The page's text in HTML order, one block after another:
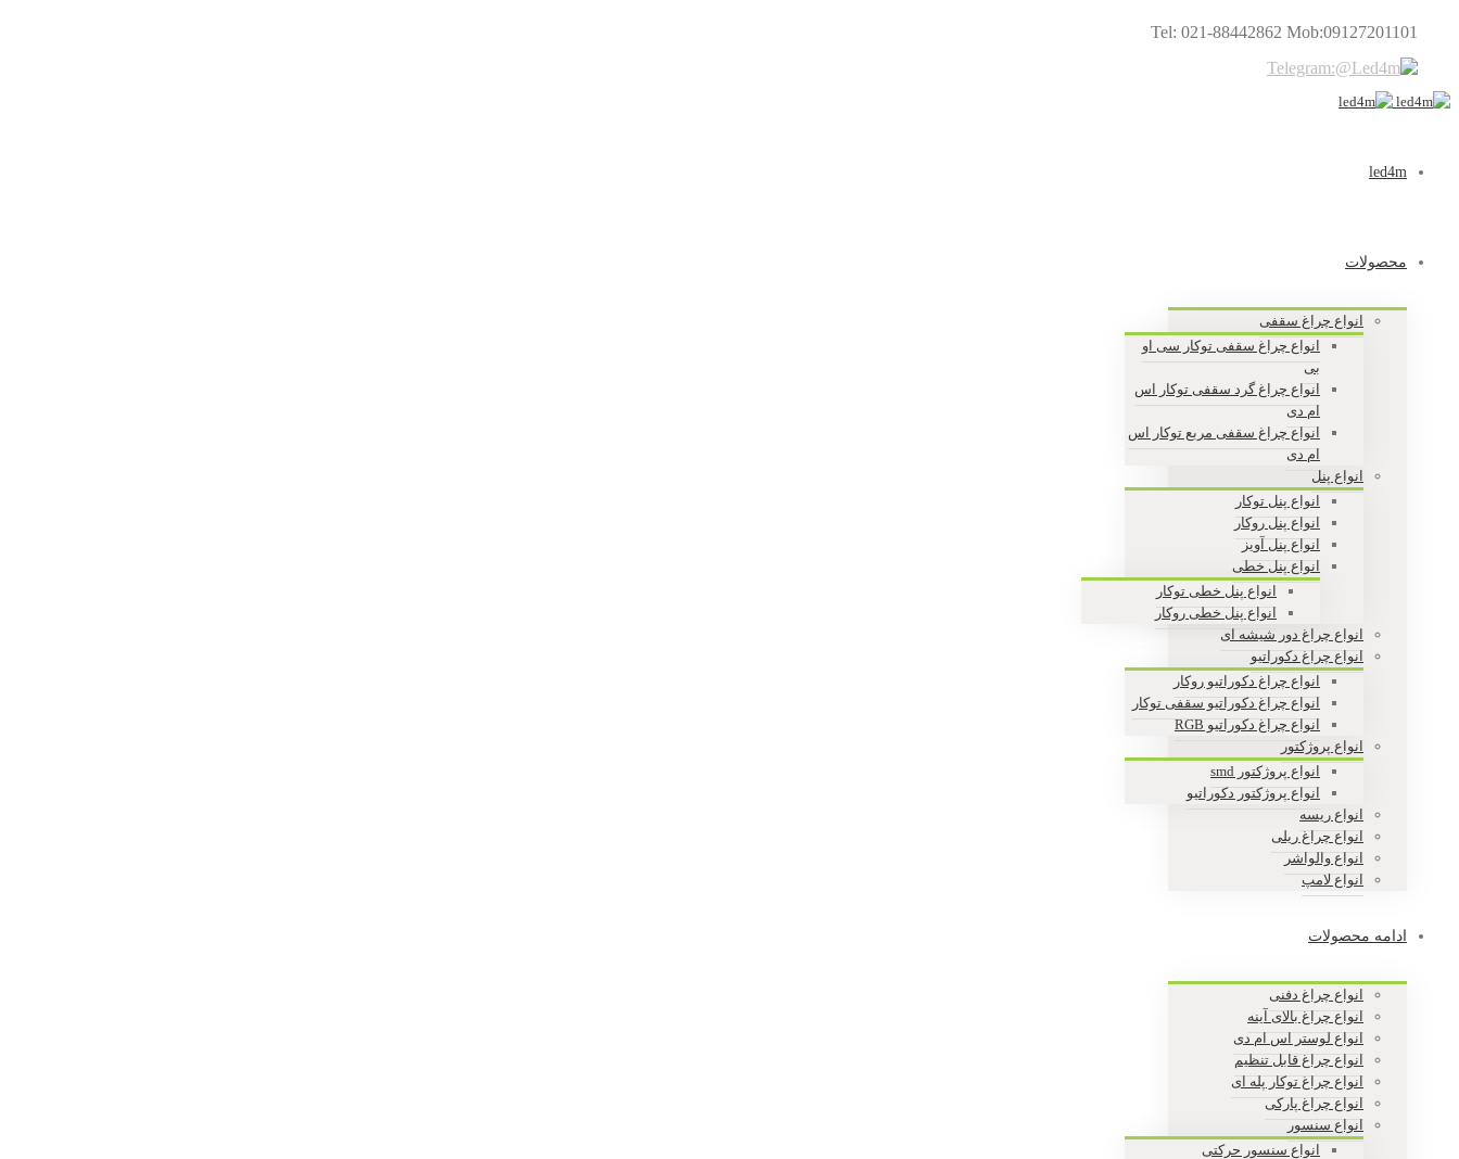
Tel: 021-88442862 Mob:09127201101
led4m
محصولات
انواع چراغ سقفی
انواع چراغ سقفی توکار سی او
بی
انواع چراغ گرد سقفی توکار اس
ام دی
انواع چراغ سقفی مربع توکار اس
ام دی
انواع پنل
انواع پنل توکار
انواع پنل روکار
انواع پنل آویز
انواع پنل خطی
انواع پنل خطی توکار
انواع پنل خطی روکار
انواع چراغ دور شیشه ای
انواع چراغ دکوراتیو
انواع چراغ دکوراتیو روکار
انواع چراغ دکوراتیو سقفی توکار
انواع چراغ دکوراتیو RGB
انواع پروژکتور
انواع پروژکتور smd
انواع پروژکتور دکوراتیو
انواع ریسه
انواع چراغ ریلی
انواع والواشر
انواع لامپ
ادامه محصولات
انواع چراغ دفنی
انواع چراغ بالای آینه
انواع لوستر اس ام دی
انواع چراغ قابل تنظیم
انواع چراغ توکار پله ای
انواع چراغ پارکی
انواع سنسور
انواع سنسور حرکتی